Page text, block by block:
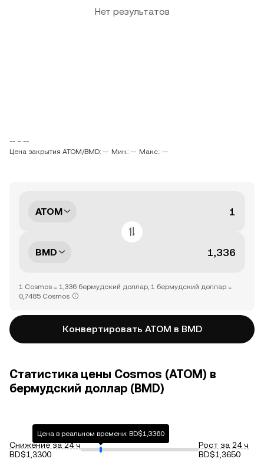
Нет результатов
-- ~ --
Цена закрытия ATOM/BMD: -- Мин.: -- Макс.: --
ATOM
BMD
1 Cosmos = 1,336 бермудский доллар, 1 бермудский доллар =
0,7485 Cosmos
Конвертировать ATOM в BMD
Статистика цены Cosmos (ATOM) в
бермудский доллар (BMD)
Снижение за 24 ч
BD$1,3300
Цена в реальном времени: BD$1,3360
Рост за 24 ч
BD$1,3650